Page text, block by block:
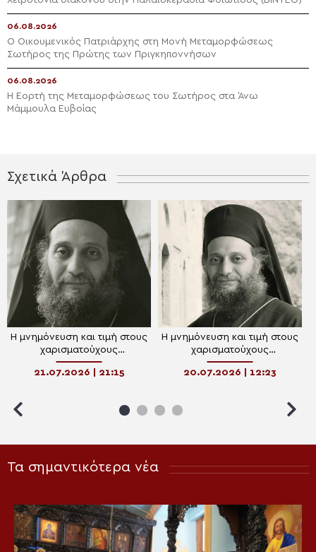
06.08.2026
Ο Οικουμενικός Πατριάρχης στη Μονή Μεταμορφώσεως
Σωτήρος της Πρώτης των Πριγκηποννήσων
06.08.2026
Η Εορτή της Μεταμορφώσεως του Σωτήρος στα Άνω
Μάμμουλα Ευβοίας
Σχετικά Άρθρα
Η μνημόνευση και τιμή στους
χαρισματούχους
πνευματικούς Πατέρες ως
έκφραση της
21.07.2026 | 21:15
Η μνημόνευση και τιμή στους
χαρισματούχους
πνευματικούς πατέρες ως
έκφραση αυτοσυνειδησίας
20.07.2026 | 12:23
Τα σημαντικότερα νέα